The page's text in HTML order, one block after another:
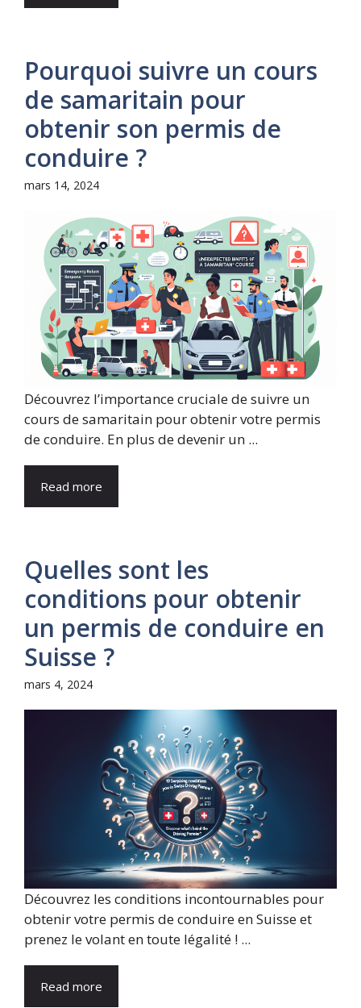
Pourquoi suivre un cours
de samaritain pour
obtenir son permis de
conduire ?
mars 14, 2024
Découvrez l’importance cruciale de suivre un
cours de samaritain pour obtenir votre permis
de conduire. En plus de devenir un ...
Read more
Quelles sont les
conditions pour obtenir
un permis de conduire en
Suisse ?
mars 4, 2024
Découvrez les conditions incontournables pour
obtenir votre permis de conduire en Suisse et
prenez le volant en toute légalité ! ...
Read more